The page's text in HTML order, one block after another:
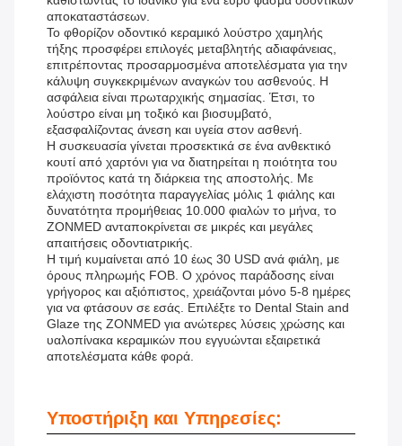
αποκαταστάσεων.
Το φθορίζον οδοντικό κεραμικό λούστρο χαμηλής
τήξης προσφέρει επιλογές μεταβλητής αδιαφάνειας,
επιτρέποντας προσαρμοσμένα αποτελέσματα για την
κάλυψη συγκεκριμένων αναγκών του ασθενούς. Η
ασφάλεια είναι πρωταρχικής σημασίας. Έτσι, το
λούστρο είναι μη τοξικό και βιοσυμβατό,
εξασφαλίζοντας άνεση και υγεία στον ασθενή.
Η συσκευασία γίνεται προσεκτικά σε ένα ανθεκτικό
κουτί από χαρτόνι για να διατηρείται η ποιότητα του
προϊόντος κατά τη διάρκεια της αποστολής. Με
ελάχιστη ποσότητα παραγγελίας μόλις 1 φιάλης και
δυνατότητα προμήθειας 10.000 φιαλών το μήνα, το
ZONMED ανταποκρίνεται σε μικρές και μεγάλες
απαιτήσεις οδοντιατρικής.
Η τιμή κυμαίνεται από 10 έως 30 USD ανά φιάλη, με
όρους πληρωμής FOB. Ο χρόνος παράδοσης είναι
γρήγορος και αξιόπιστος, χρειάζονται μόνο 5-8 ημέρες
για να φτάσουν σε εσάς. Επιλέξτε το Dental Stain and
Glaze της ZONMED για ανώτερες λύσεις χρώσης και
υαλοπίνακα κεραμικών που εγγυώνται εξαιρετικά
αποτελέσματα κάθε φορά.
Υποστήριξη και Υπηρεσίες: